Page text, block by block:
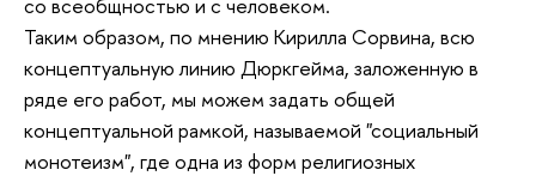
Таким образом, по мнению Кирилла Сорвина, всю
концептуальную линию Дюркгейма, заложенную в
ряде его работ, мы можем задать общей
концептуальной рамкой, называемой "социальный
монотеизм", где одна из форм религиозных